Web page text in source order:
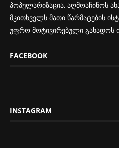
პოპულარიზაცია, აღმოაჩინოს
მკითხველს მათი წარმატების
უფრო მოტივირებული გახადოს
FACEBOOK
INSTAGRAM